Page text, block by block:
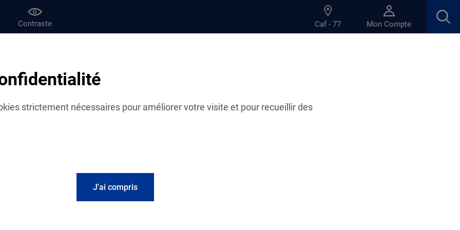
strictement nécessaires pour améliorer votre visite et pour recueillir des
J'ai compris
Contraste Caf - 77 Mon Compte